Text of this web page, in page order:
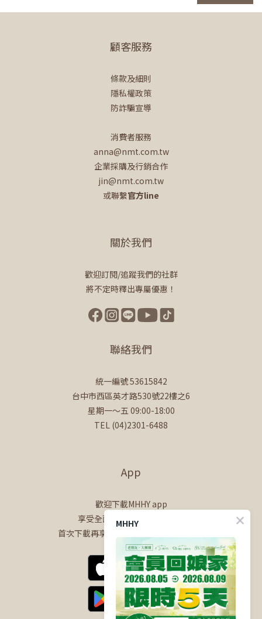
顧客服務
條款及細則
隱私權政策
防詐騙宣導
消費者服務
anna@nmt.com.tw
企業採購及行銷合作
jin@nmt.com.tw
或聯繫官方line
關於我們
歡迎訂閱/追蹤我們的社群
將不定時釋出專屬優惠！
聯絡我們
統一編號 53615842
台中市西區英才路530號22樓之6
星期一～五 09:00-18:00
TEL (04)2301-6488
App
歡迎下載MHHY app
享受全面的會員專屬購物體驗
首次下載再享$100購物金+50點會員點數
MHHY